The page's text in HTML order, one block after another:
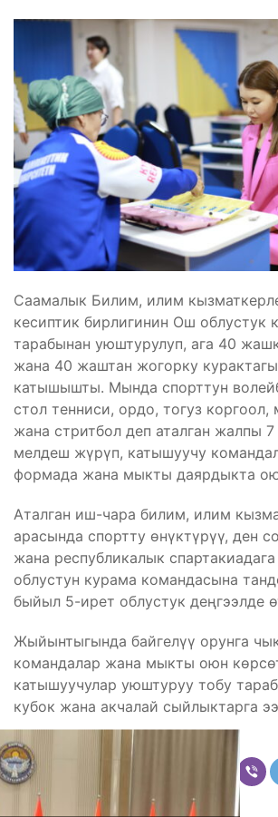
Саамалык Билим, илим
кесиптик бирлигинин Ош облустук
тарабынан уюштурулуп, ага 40
жана 40 жаштан жогорку
катышышты. Мында спорттун
стол тенниси, ордо, тогуз
жана стритбол деп аталган жалпы
мелдеш жүрүп, катышуучу
формада жана мыкты даярдыкта
Аталган иш-чара билим, илим
арасында спортту өнүктүрүү, ден
жана республикалык
облустун курама командасына
быйыл 5-ирет облустук деңгээлде
Жыйынтыгында байгелүү орунга
командалар жана мыкты оюн
катышуучулар уюштуруу тобу
кубок жана акчалай сыйлыктарга